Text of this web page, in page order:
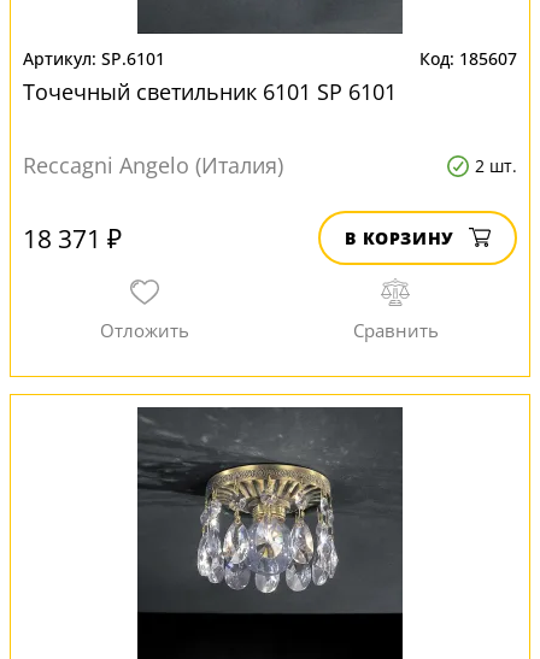
SP.6101 185607
Точечный светильник 6101 SP 6101
Reccagni Angelo (Италия) 2 шт.
18 371 ₽ В КОРЗИНУ